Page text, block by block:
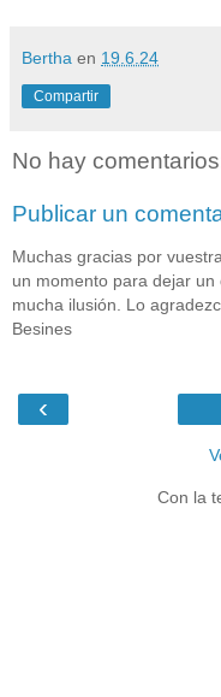
Bertha en 19.6.24
Compartir
No hay
Publicar un
Muchas gracias por
un momento para dejar
mucha ilusión. Lo
Besines
‹
Con la